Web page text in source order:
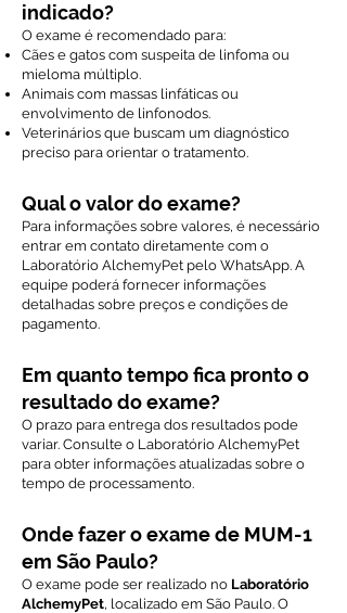
indicado?
O exame é recomendado para:
Cães e gatos com suspeita de linfoma ou
mieloma múltiplo.
Animais com massas linfáticas ou
envolvimento de linfonodos.
Veterinários que buscam um diagnóstico
preciso para orientar o tratamento.
Qual o valor do exame?
Para informações sobre valores, é necessário
entrar em contato diretamente com o
Laboratório AlchemyPet pelo WhatsApp. A
equipe poderá fornecer informações
detalhadas sobre preços e condições de
pagamento.
Em quanto tempo fica pronto o
resultado do exame?
O prazo para entrega dos resultados pode
variar. Consulte o Laboratório AlchemyPet
para obter informações atualizadas sobre o
tempo de processamento.
Onde fazer o exame de MUM-1
em São Paulo?
O exame pode ser realizado no Laboratório
AlchemyPet, localizado em São Paulo. O